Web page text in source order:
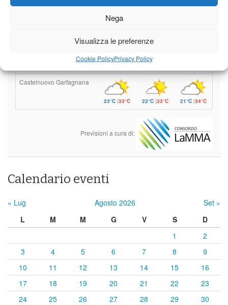
Nega
Visualizza le preferenze
Cookie PolicyPrivacy Policy
Castelnuovo Garfagnana
23°C|33°C 22°C|33°C 21°C |34°C
Previsioni a cura di:
Calendario eventi
« Lug Agosto 2026
Set »
L
M M G V S
D
1
2
3
4 5 6 7 8
9
10
11 12 13 14 15
16
17
18 19 20 21 22
23
24
25 26 27 28 29 30